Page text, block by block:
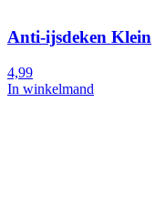
Anti-ijsdeken Klein
4,99
In winkelmand